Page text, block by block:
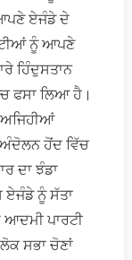
ਏਜੰਡੇ ਦੇ
ਨੂੰ ਆਪਣੇ
ਹਿੰਦੁਸਤਾਨ
ਫਸਾ ਲਿਆ ਹੈ।
ਹੋਂਦ ਵਿੱਚ
ਦਾ ਝੰਡਾ
ਨੂੰ ਸੱਤਾ
ਪਾਰਟੀ
ਸਭਾ ਚੋਣਾਂ